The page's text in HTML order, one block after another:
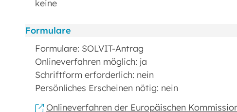
keine
Formulare
Formulare: SOLVIT-Antrag
Onlineverfahren möglich: ja
Schriftform erforderlich: nein
Persönliches Erscheinen nötig: nein
Onlineverfahren der Europäischen